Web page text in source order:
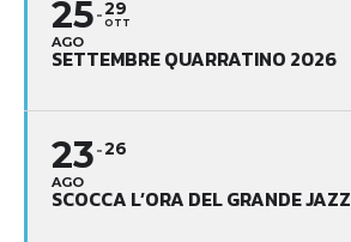
25
AGO
29
OTT
SETTEMBRE QUARRATINO 2026
23
AGO
26
SCOCCA L’ORA DEL GRANDE JAZZ